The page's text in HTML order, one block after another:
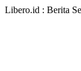
Libero.id : Berita